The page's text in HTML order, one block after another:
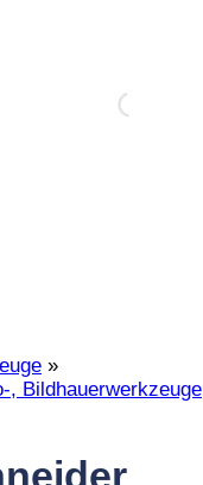
»
, Bildhauerwerkzeuge